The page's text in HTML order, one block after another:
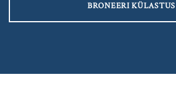
BRONEERI KÜLASTUS